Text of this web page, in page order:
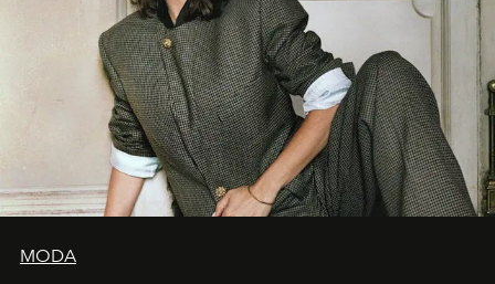
MODA